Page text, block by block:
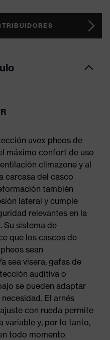
uvex pheos de
máximo confort de uso
climazone y al
carcasa del casco
también
lateral y cumple
relevantes en la
Su sistema de
que los cascos de
sean
sea visera, gafas de
auditiva o
se pueden adaptar
El arnés
con rueda permite
variable y, por lo tanto,
todo momento